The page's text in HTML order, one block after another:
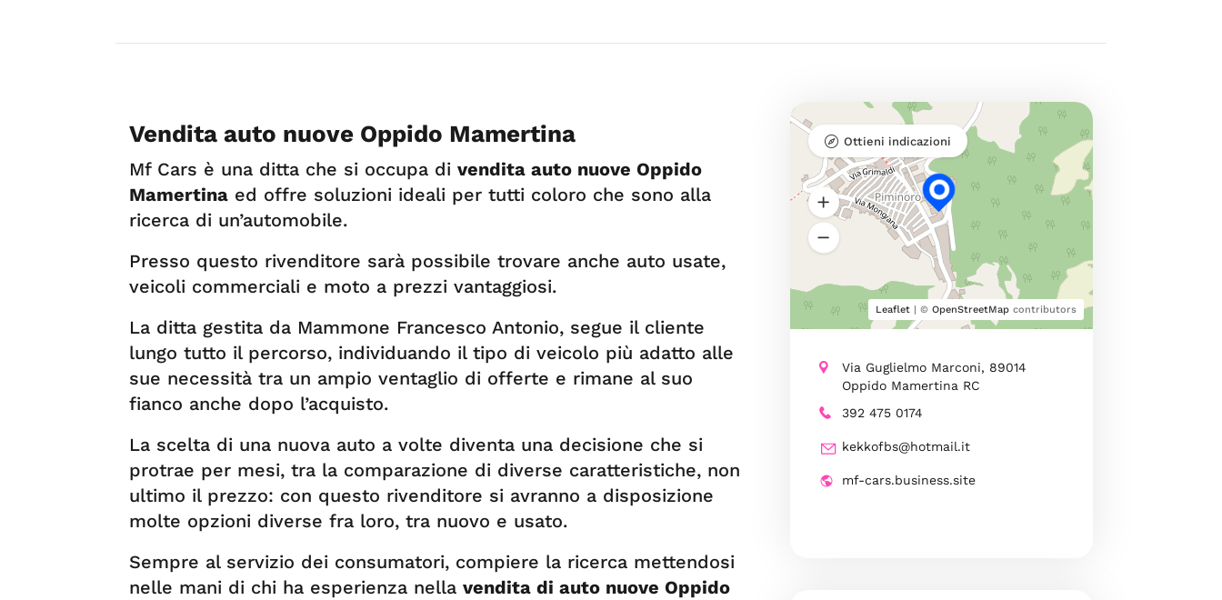
Vendita auto nuove Oppido Mamertina
Mf Cars è una ditta che si occupa di vendita auto nuove Oppido
Mamertina ed offre soluzioni ideali per tutti coloro che sono alla
ricerca di un’automobile.
Presso questo rivenditore sarà possibile trovare anche auto usate,
veicoli commerciali e moto a prezzi vantaggiosi.
La ditta gestita da Mammone Francesco Antonio, segue il cliente
lungo tutto il percorso, individuando il tipo di veicolo più adatto alle
sue necessità tra un ampio ventaglio di offerte e rimane al suo
fianco anche dopo l’acquisto.
La scelta di una nuova auto a volte diventa una decisione che si
protrae per mesi, tra la comparazione di diverse caratteristiche, non
ultimo il prezzo: con questo rivenditore si avranno a disposizione
molte opzioni diverse fra loro, tra nuovo e usato.
Sempre al servizio dei consumatori, compiere la ricerca mettendosi
nelle mani di chi ha esperienza nella vendita di auto nuove Oppido
Leaflet| © OpenStreetMapcontributors
Ottieni indicazioni
Via Guglielmo Marconi, 89014
Oppido Mamertina RC
392 475 0174
kekkofbs@hotmail.it
mf-cars.business.site